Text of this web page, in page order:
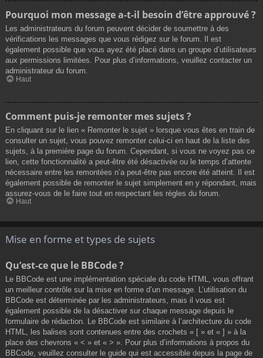
Pourquoi mon message a-t-il besoin d’être approuvé ?
Les administrateurs du forum peuvent décider de soumettre à des
vérifications les messages que vous rédigez sur le forum. Il est
également possible que vous ayez été placé dans un groupe d’utilisateurs
aux permissions limitées. Pour plus d’informations, veuillez contacter un
administrateur du forum.
Haut
Comment puis-je remonter mes sujets ?
En cliquant sur le lien « Remonter le sujet » lorsque vous êtes en train de
consulter un sujet, vous pouvez remonter celui-ci en haut de la liste des
sujets, à la première page du forum. Cependant, si vous ne voyez pas ce
lien, cette fonctionnalité a peut-être été désactivée ou le temps d’attente
nécessaire entre les remontées n’a peut-être pas encore été atteint. Il est
également possible de remonter le sujet simplement en y répondant, mais
assurez-vous de le faire tout en respectant les règles du forum.
Haut
Mise en forme et types de sujets
Qu’est-ce que le BBCode ?
Le BBCode est une implémentation spéciale du code HTML, vous offrant
un meilleur contrôle sur la mise en forme d’un message. L’utilisation du
BBCode est déterminée par les administrateurs, mais il vous est
également possible de la désactiver sur chaque message depuis le
formulaire de rédaction. Le BBCode est similaire à l’architecture du code
HTML, les balises sont contenues entre des crochets « [ » et « ] » à la
place des chevrons « < » et « > ». Pour plus d’informations à propos du
BBCode, veuillez consulter le guide qui est accessible depuis la page de